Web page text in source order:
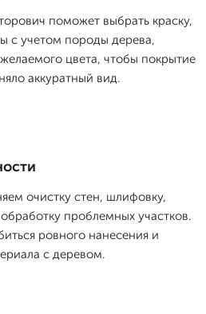
поможет выбрать краску,
с учетом породы дерева,
цвета, чтобы покрытие
аккуратный вид.
очистку стен, шлифовку,
проблемных участков.
ровного нанесения и
с деревом.